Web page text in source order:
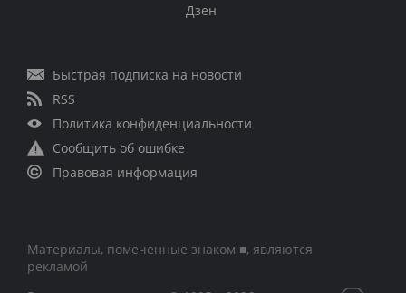
Дзен
Быстрая подписка на новости
RSS
Политика конфиденциальности
Сообщить об ошибке
Правовая информация
Материалы, помеченные знаком ■, являются
рекламой